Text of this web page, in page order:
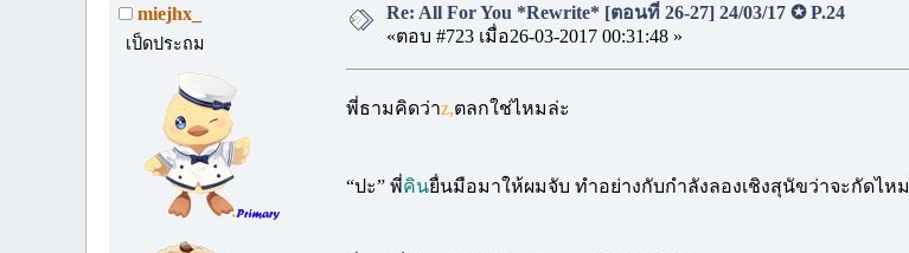
miejhx_
เป็ดประถม
Re: All For You *Rewrite* [ตอนที่ 26-27] 24/03/17 ✪ P.24
«ตอบ #723 เมื่อ26-03-2017 00:31:48 »
พี่ธามคิดว่าz,ตลกใช่ไหมล่ะ
“ปะ” พี่คินยื่นมือมาให้ผมจับ ทำอย่างกับกำลังลองเชิงสุนัขว่าจะกัดไหม